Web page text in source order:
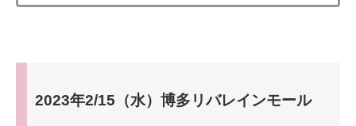
2023年2/15（水）博多リバレインモール